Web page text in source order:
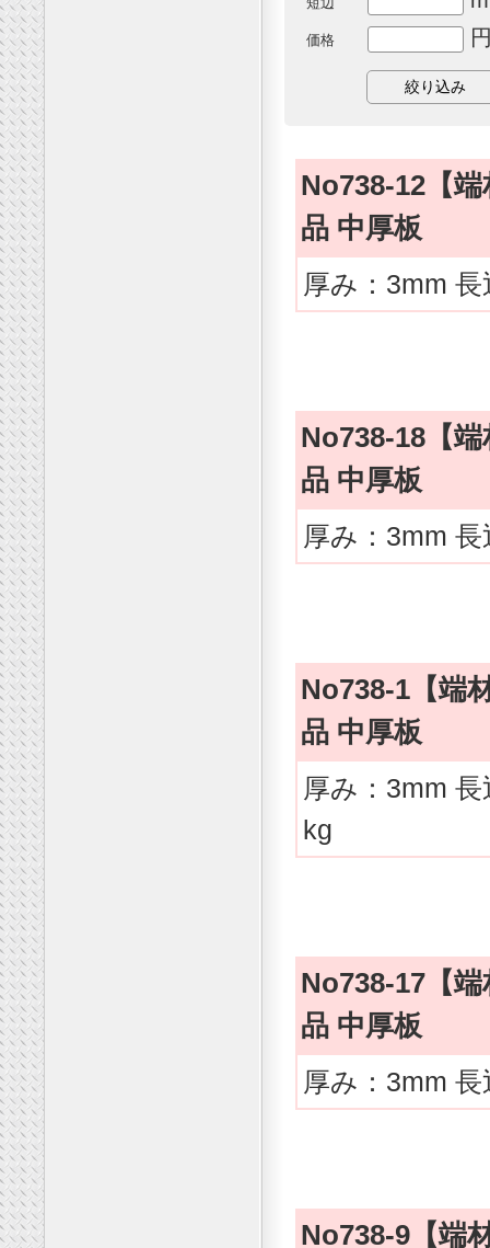
価格
No738-12【
品 中厚板
厚み：3mm
No738-18【
品 中厚板
厚み：3mm
No738-1【端
品 中厚板
厚み：3mm
kg
No738-17【
品 中厚板
厚み：3mm
No738-9【端